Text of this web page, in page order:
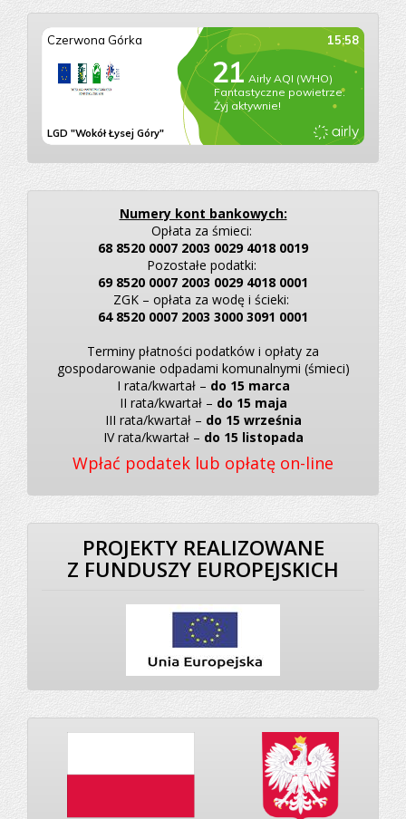
Numery kont bankowych:
Opłata za śmieci:
68 8520 0007 2003 0029 4018 0019
Pozostałe podatki:
69 8520 0007 2003 0029 4018 0001
ZGK – opłata za wodę i ścieki:
64 8520 0007 2003 3000 3091 0001
Terminy płatności podatków i opłaty za
gospodarowanie odpadami komunalnymi (śmieci)
I rata/kwartał – do 15 marca
II rata/kwartał – do 15 maja
III rata/kwartał – do 15 września
IV rata/kwartał – do 15 listopada
Wpłać podatek lub opłatę on-line
PROJEKTY REALIZOWANE
Z FUNDUSZY EUROPEJSKICH